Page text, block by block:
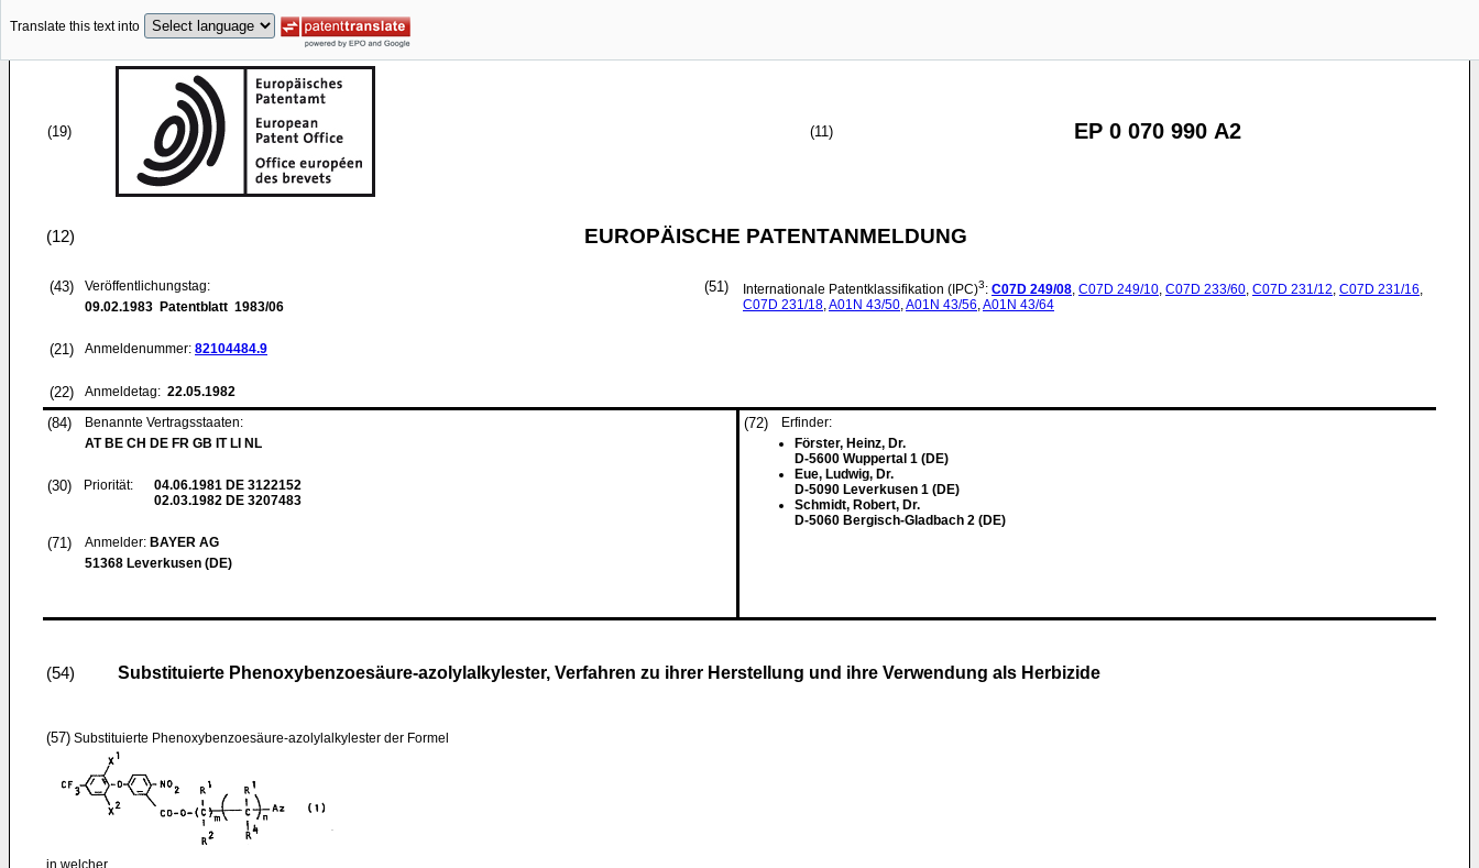
Translate this text into
(19) (11) EP 0 070 990 A2
(12) EUROPÄISCHE PATENTANMELDUNG
(43)
Veröffentlichungstag:
09.02.1983 Patentblatt 1983/06
(21) Anmeldenummer: 82104484.9
(22) Anmeldetag: 22.05.1982
(51) Internationale Patentklassifikation (IPC)3: C07D 249/08, C07D 249/10, C07D 233/60, C07D 231/12, C07D 231/16,
C07D 231/18,A01N 43/50,A01N 43/56,A01N 43/64
(84)
Benannte Vertragsstaaten:
AT BE CH DE FR GB IT LI NL
(30) Priorität: 04.06.1981 DE 3122152
02.03.1982 DE 3207483
(71) Anmelder: BAYER AG
51368 Leverkusen (DE)
(72)
Erfinder:
Förster, Heinz, Dr.
D-5600 Wuppertal 1 (DE)
Eue, Ludwig, Dr.
D-5090 Leverkusen 1 (DE)
Schmidt, Robert, Dr.
D-5060 Bergisch-Gladbach 2 (DE)
(54) Substituierte Phenoxybenzoesäure-azolylalkylester, Verfahren zu ihrer Herstellung und ihre Verwendung als Herbizide
(57) Substituierte Phenoxybenzoesäure-azolylalkylester der Formel
in welcher